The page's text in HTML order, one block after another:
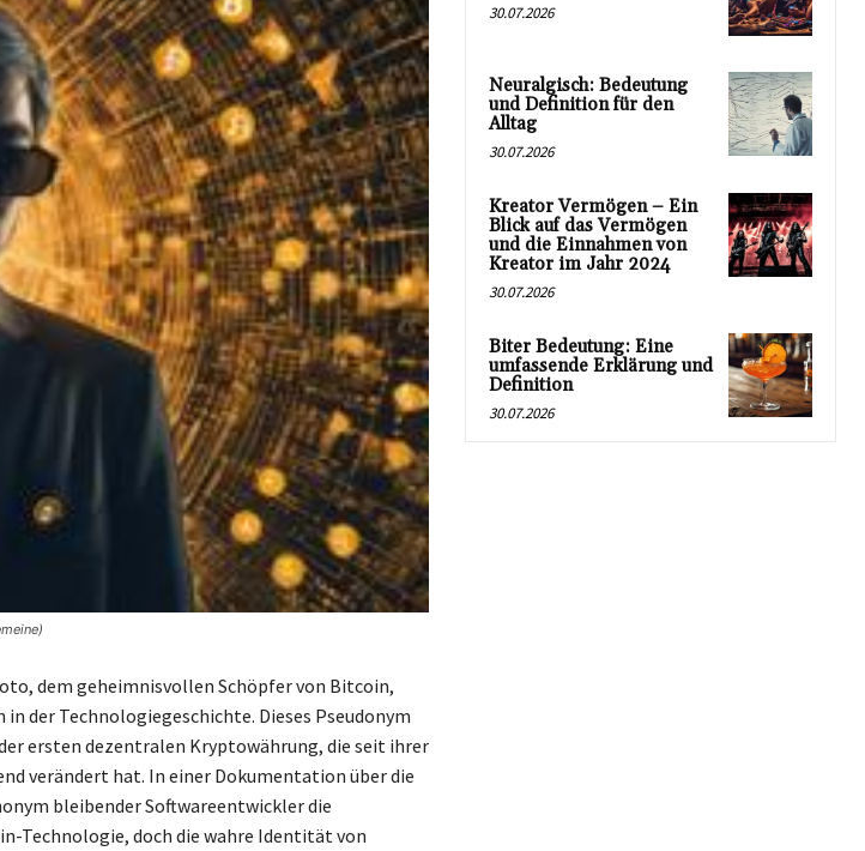
dem geheimnisvollen Schöpfer von Bitcoin,
der Technologiegeschichte. Dieses Pseudonym
ersten dezentralen Kryptowährung, die seit ihrer
verändert hat. In einer Dokumentation über die
bleibender Softwareentwickler die
Technologie, doch die wahre Identität von
30.07.2026
Neuralgisch: Bedeutung
und Definition für den
Alltag
30.07.2026
Kreator Vermögen – Ein
Blick auf das Vermögen
und die Einnahmen von
Kreator im Jahr 2024
30.07.2026
Biter Bedeutung: Eine
umfassende Erklärung und
Definition
30.07.2026